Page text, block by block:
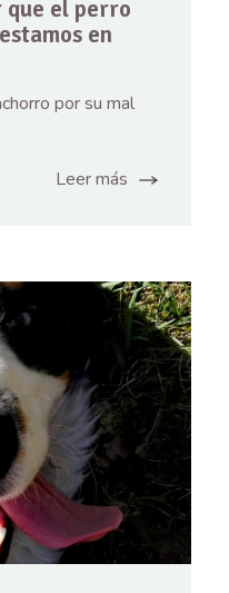
el perro
en
por su mal
Leer más